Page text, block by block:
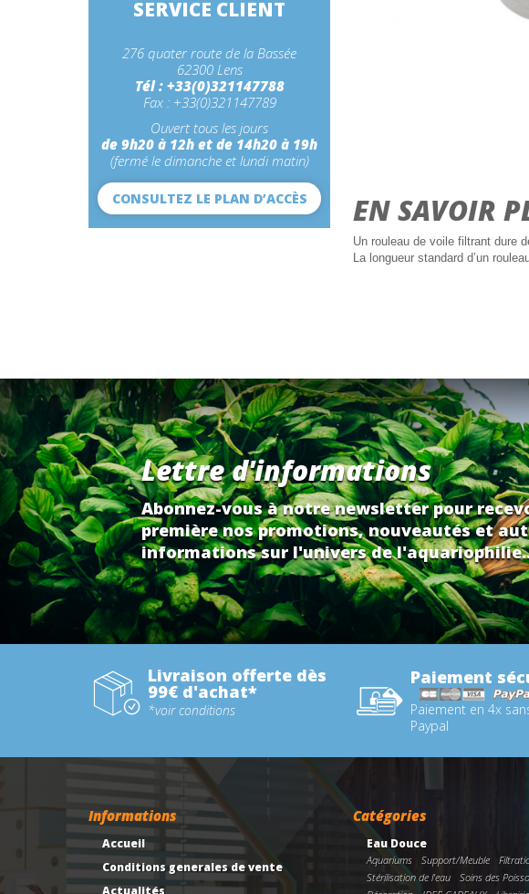
EN SAVOIR
Un rouleau de voile filtrant dure
La longueur standard d’un
SERVICE CLIENT
276 quater route de la Bassée
62300 Lens
Tél : +33(0)321147788
Fax : +33(0)321147789
Ouvert tous les jours
de 9h20 à 12h et de 14h20 à 19h
(fermé le dimanche et lundi matin)
CONSULTEZ LE PLAN D’ACCÈS
Lettre d'informations
Abonnez-vous à notre newsletter pour
première nos promotions, nouveautés et
informations sur l'univers de
Livraison offerte dès
99€ d'achat*
*voir conditions
Paiement
Paiement en 4x
Paypal
Informations
Accueil
Conditions generales de vente
Actualités
Catégories
Eau Douce
Aquariums Support/Meuble
Stérilisation de l'eau
Soins des